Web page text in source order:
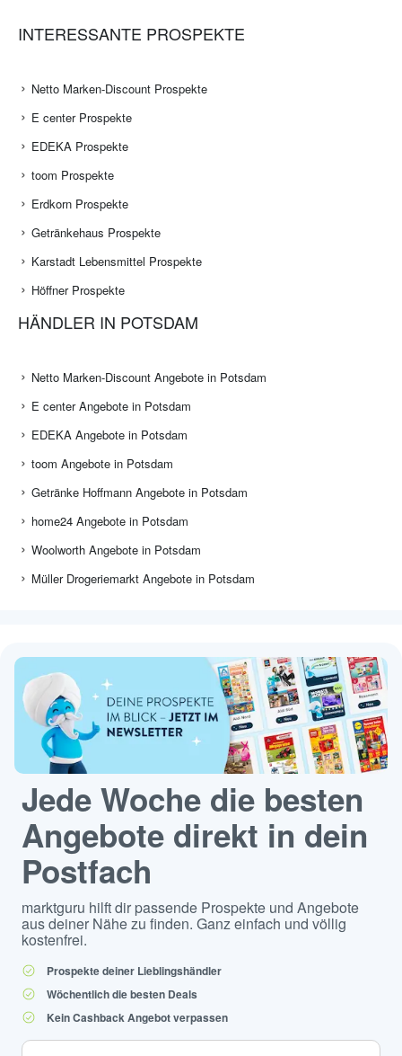
INTERESSANTE PROSPEKTE
Netto Marken-Discount Prospekte
E center Prospekte
EDEKA Prospekte
toom Prospekte
Erdkorn Prospekte
Getränkehaus Prospekte
Karstadt Lebensmittel Prospekte
Höffner Prospekte
HÄNDLER IN POTSDAM
Netto Marken-Discount Angebote in Potsdam
E center Angebote in Potsdam
EDEKA Angebote in Potsdam
toom Angebote in Potsdam
Getränke Hoffmann Angebote in Potsdam
home24 Angebote in Potsdam
Woolworth Angebote in Potsdam
Müller Drogeriemarkt Angebote in Potsdam
Jede Woche die besten
Angebote direkt in dein
Postfach
marktguru hilft dir passende Prospekte und Angebote
aus deiner Nähe zu finden. Ganz einfach und völlig
kostenfrei.
Prospekte deiner Lieblingshändler
Wöchentlich die besten Deals
Kein Cashback Angebot verpassen